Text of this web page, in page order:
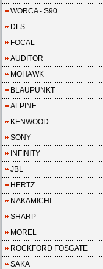
WORCA - S90
DLS
FOCAL
AUDITOR
MOHAWK
BLAUPUNKT
ALPINE
KENWOOD
SONY
INFINITY
JBL
HERTZ
NAKAMICHI
SHARP
MOREL
ROCKFORD FOSGATE
SAKA